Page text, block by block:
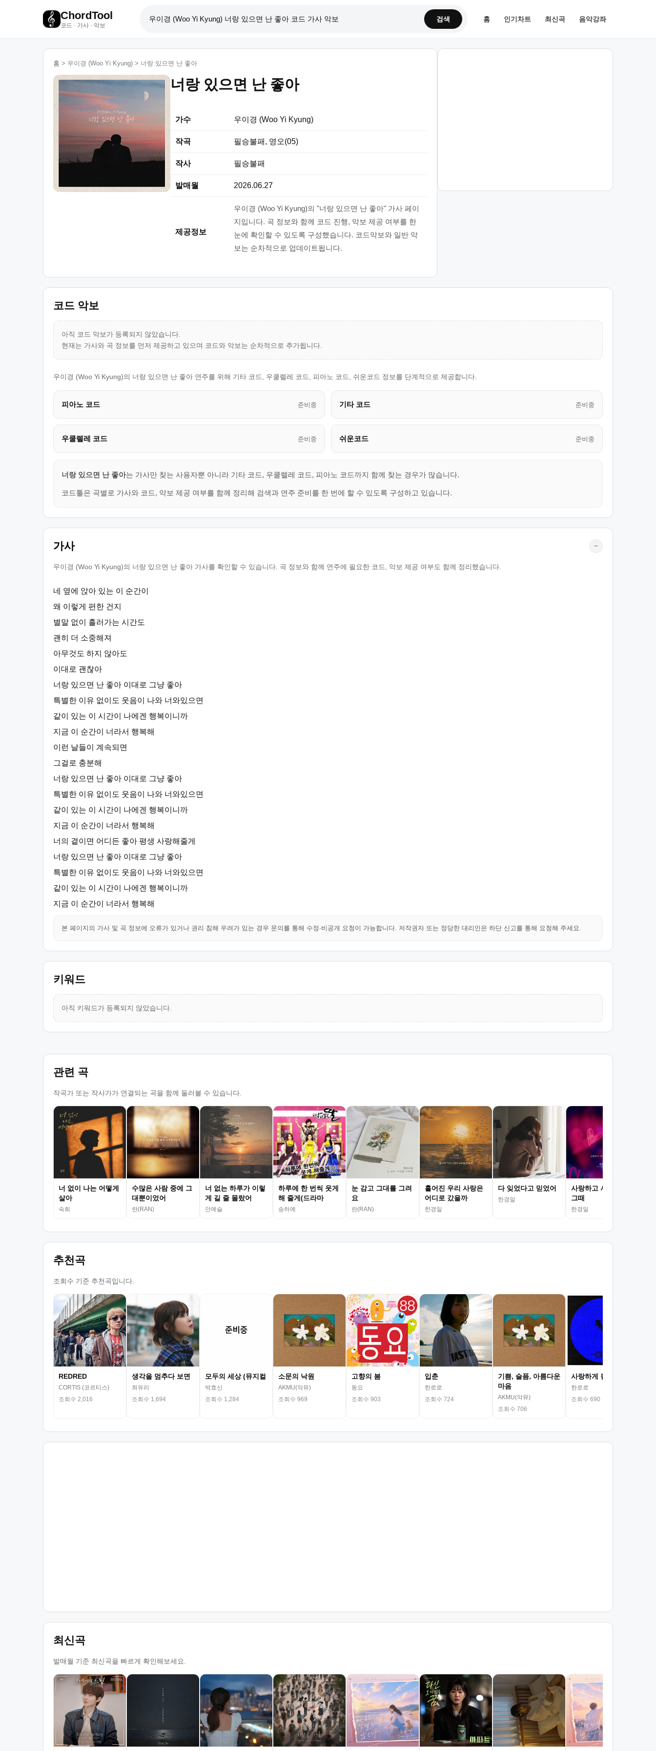
ChordTool
코드 · 가사 · 악보
검색 홈 인기차트 최신곡 음악강좌
홈 > 우이경 (Woo Yi Kyung) > 너랑 있으면 난 좋아
너랑 있으면 난 좋아
가수 우이경 (Woo Yi Kyung)
작곡 필승불패, 영오(05)
작사 필승불패
발매월 2026.06.27
제공정보
우이경 (Woo Yi Kyung)의 "너랑 있으면 난 좋아" 가사 페이
지입니다. 곡 정보와 함께 코드 진행, 악보 제공 여부를 한
눈에 확인할 수 있도록 구성했습니다. 코드악보와 일반 악
보는 순차적으로 업데이트됩니다.
코드 악보
아직 코드 악보가 등록되지 않았습니다.
현재는 가사와 곡 정보를 먼저 제공하고 있으며 코드와 악보는 순차적으로 추가됩니다.
우이경 (Woo Yi Kyung)의 너랑 있으면 난 좋아 연주를 위해 기타 코드, 우쿨렐레 코드, 피아노 코드, 쉬운코드 정보를 단계적으로 제공합니다.
피아노 코드 준비중 기타 코드 준비중
우쿨렐레 코드 준비중 쉬운코드 준비중
너랑 있으면 난 좋아는 가사만 찾는 사용자뿐 아니라 기타 코드, 우쿨렐레 코드, 피아노 코드까지 함께 찾는 경우가 많습니다.
코드툴은 곡별로 가사와 코드, 악보 제공 여부를 함께 정리해 검색과 연주 준비를 한 번에 할 수 있도록 구성하고 있습니다.
가사 −
우이경 (Woo Yi Kyung)의 너랑 있으면 난 좋아 가사를 확인할 수 있습니다. 곡 정보와 함께 연주에 필요한 코드, 악보 제공 여부도 함께 정리했습니다.
네 옆에 앉아 있는 이 순간이
왜 이렇게 편한 건지
별말 없이 흘러가는 시간도
괜히 더 소중해져
아무것도 하지 않아도
이대로 괜찮아
너랑 있으면 난 좋아 이대로 그냥 좋아
특별한 이유 없이도 웃음이 나와 너와있으면
같이 있는 이 시간이 나에겐 행복이니까
지금 이 순간이 너라서 행복해
이런 날들이 계속되면
그걸로 충분해
너랑 있으면 난 좋아 이대로 그냥 좋아
특별한 이유 없이도 웃음이 나와 너와있으면
같이 있는 이 시간이 나에겐 행복이니까
지금 이 순간이 너라서 행복해
너의 곁이면 어디든 좋아 평생 사랑해줄게
너랑 있으면 난 좋아 이대로 그냥 좋아
특별한 이유 없이도 웃음이 나와 너와있으면
같이 있는 이 시간이 나에겐 행복이니까
지금 이 순간이 너라서 행복해
본 페이지의 가사 및 곡 정보에 오류가 있거나 권리 침해 우려가 있는 경우 문의를 통해 수정·비공개 요청이 가능합니다. 저작권자 또는 정당한 대리인은 하단 신고를 통해 요청해 주세요.
키워드
아직 키워드가 등록되지 않았습니다.
관련 곡
작곡가 또는 작사가가 연결되는 곡을 함께 둘러볼 수 있습니다.
너 없이 나는 어떻게
살아
숙희
수많은 사람 중에 그
대뿐이었어
란(RAN)
너 없는 하루가 이렇
게 길 줄 몰랐어
안예슬
하루에 한 번씩 웃게
해 줄게(드라마
송하예
눈 감고 그대를 그려
요
란(RAN)
흩어진 우리 사랑은
어디로 갔을까
한경일
다 잊었다고 믿었어
한경일
사랑하고 사랑했던
그때
한경일
추천곡
조회수 기준 추천곡입니다.
REDRED
CORTIS (코르티스)
조회수 2,016
생각을 멈추다 보면
최유리
조회수 1,694
모두의 세상 (뮤지컬
박효신
조회수 1,284
소문의 낙원
AKMU(악뮤)
조회수 969
고향의 봄
동요
조회수 903
입춘
한로로
조회수 724
기쁨, 슬픔, 아름다운
마음
AKMU(악뮤)
조회수 706
사랑하게 될 거야
한로로
조회수 690
최신곡
발매월 기준 최신곡을 빠르게 확인해보세요.